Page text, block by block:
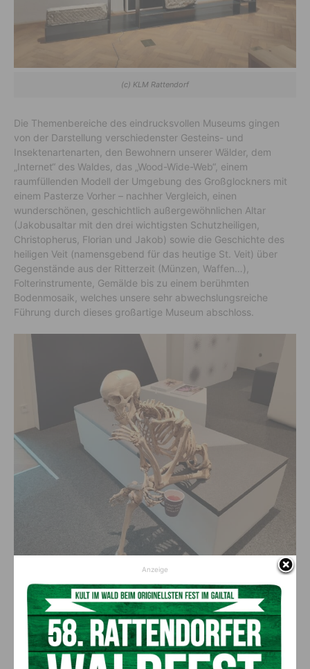
(c) KLM Rattendorf
Die Themenbereiche des eindrucksvollen Museums gingen
von der Darstellung verschiedenster Gesteins- und
Insektenartenarten, den Bewohnern unserer Wälder, dem
„Internet“ des Waldes, das „Wood-Wide-Web“, einem
raumfüllenden Modell der Umgebung des Großglockners mit
einem Pasterze Vorher – nachher Vergleich, einen
wunderschönen, geschichtlich außergewöhnlichen Altar
(Jakobusaltar mit den drei wichtigsten Schutzheiligen,
Christopherus, Florian und Jakob) sowie die Geschichte des
heiligen Veit (namensgebend für das heutige St. Veit) über
Gegenstände aus der Ritterzeit (Münzen, Waffen…),
Folterinstrumente, Gemälde bis zu einem berühmten
Bodenmosaik, welches unsere sehr abwechslungsreiche
Führung durch dieses großartige Museum abschloss.
(c) KLM Rattendorf
Anzeige